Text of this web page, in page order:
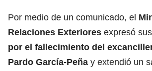
Por medio de un comunicado, el
Relaciones Exteriores expresó sus
por el fallecimiento del
Pardo García-Peña y extendió un